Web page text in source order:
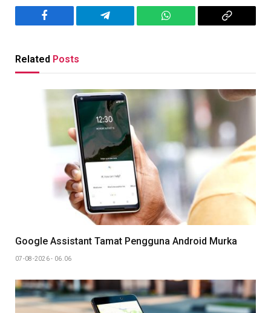
Facebook Telegram WhatsApp
Copy
Related Posts
Google Assistant Tamat Pengguna Android Murka
07-08-2026 - 06.06